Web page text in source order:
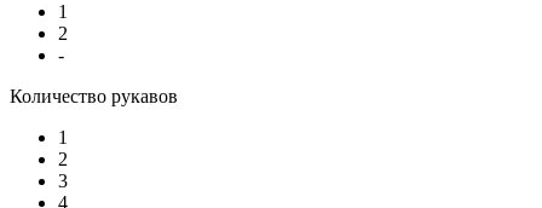
1
2
-
Количество рукавов
1
2
3
4